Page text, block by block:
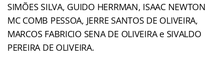
SIMÕES SILVA, GUIDO HERRMAN, ISAAC NEWTON
MC COMB PESSOA, JERRE SANTOS DE OLIVEIRA,
MARCOS FABRICIO SENA DE OLIVEIRA e SIVALDO
PEREIRA DE OLIVEIRA.